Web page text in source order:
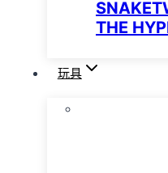
THE
玩具